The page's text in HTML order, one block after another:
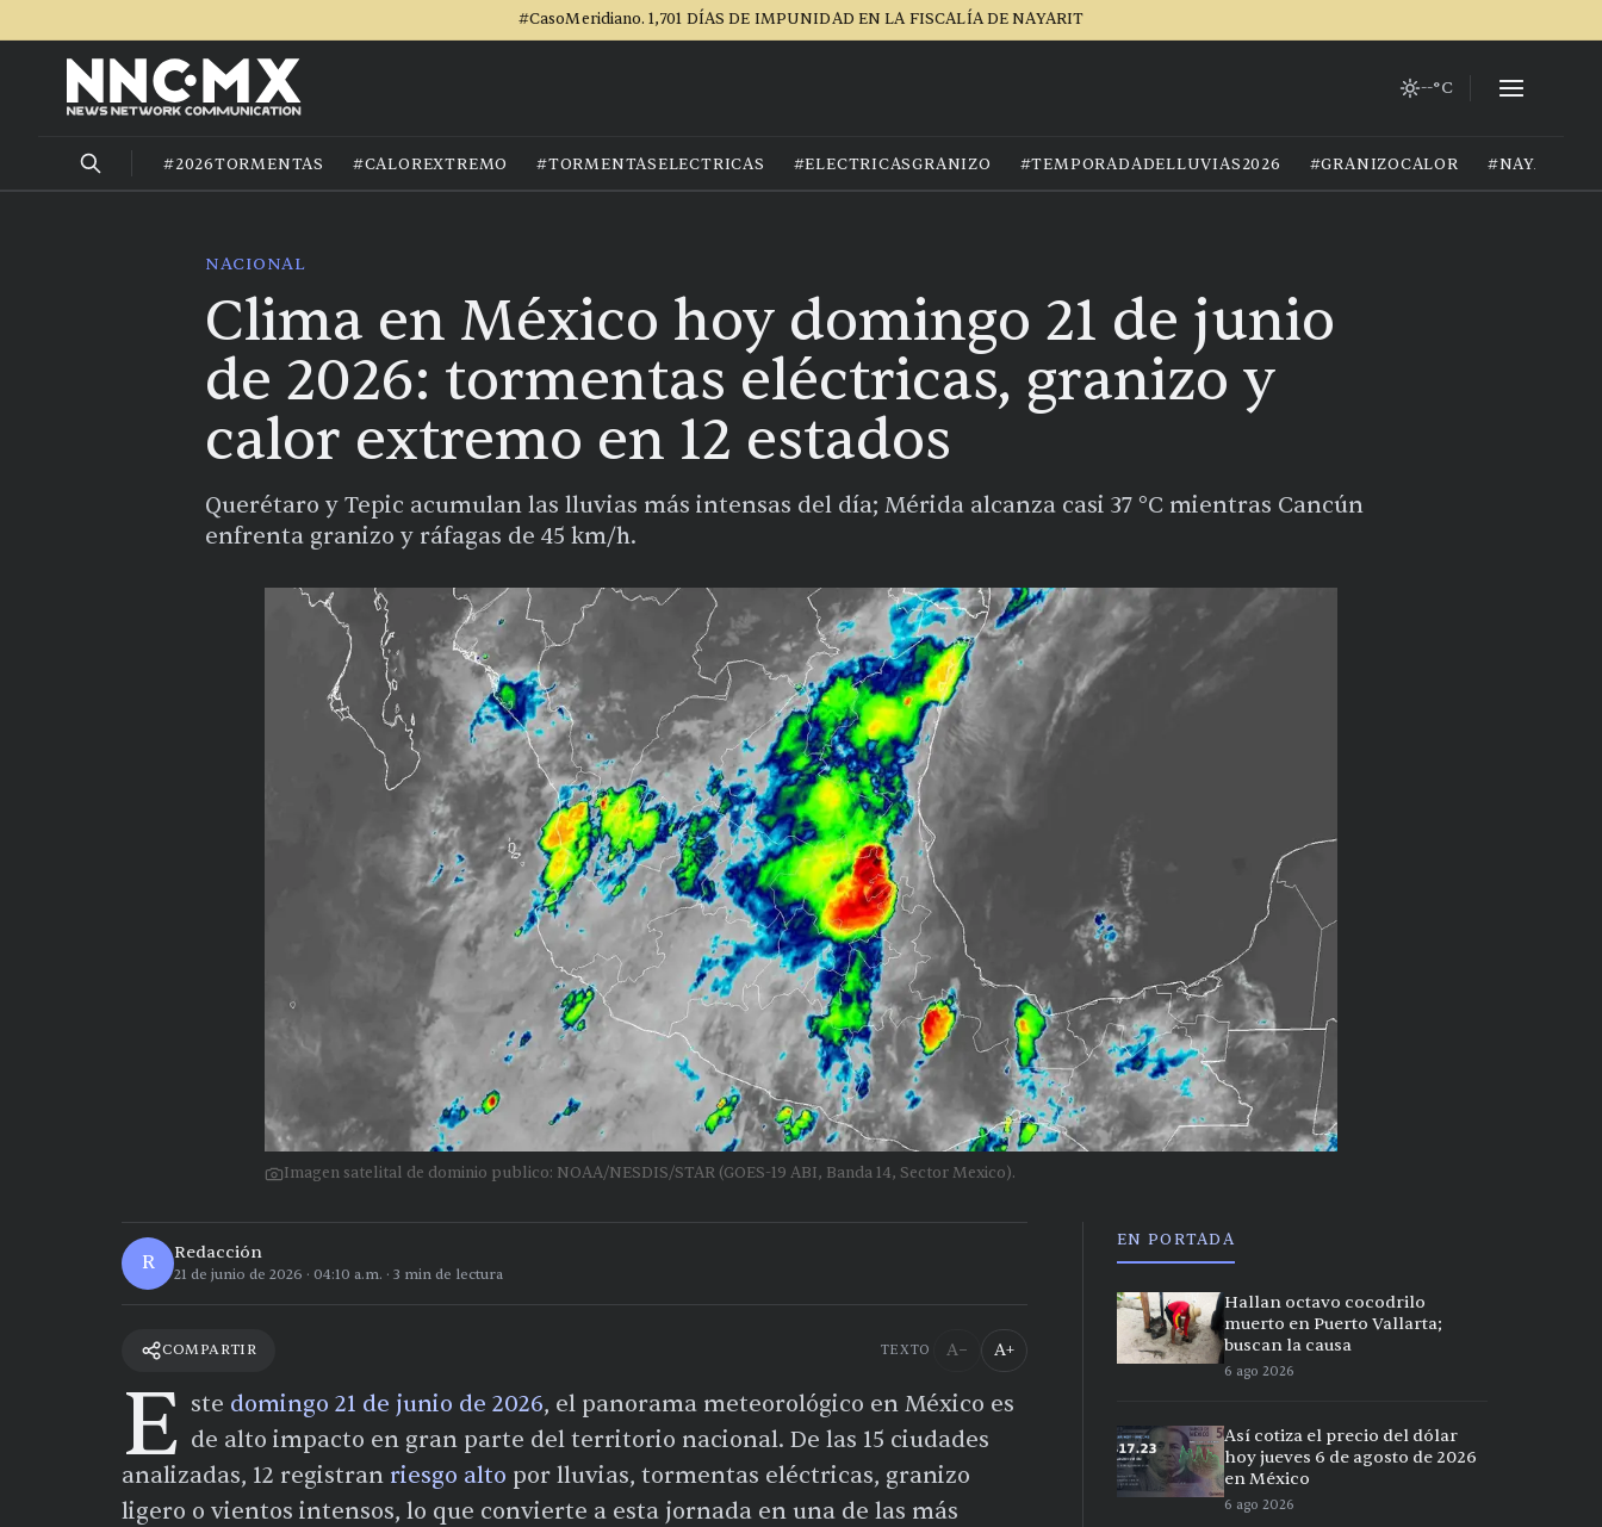
#CasoMeridiano. 1,701 DÍAS DE IMPUNIDAD EN LA FISCALÍA DE NAYARIT
--°C
#2026TORMENTAS #CALOREXTREMO #TORMENTASELECTRICAS #ELECTRICASGRANIZO #TEMPORADADELLUVIAS2026 #GRANIZOCALOR #NAYARIT
NACIONAL
Clima en México hoy domingo 21 de junio
de 2026: tormentas eléctricas, granizo y
calor extremo en 12 estados
Querétaro y Tepic acumulan las lluvias más intensas del día; Mérida alcanza casi 37 °C mientras Cancún
enfrenta granizo y ráfagas de 45 km/h.
Imagen satelital de dominio publico: NOAA/NESDIS/STAR (GOES-19 ABI, Banda 14, Sector Mexico).
R Redacción
21 de junio de 2026 · 04:10 a.m. · 3 min de lectura
COMPARTIR TEXTO A− A+
E ste domingo 21 de junio de 2026, el panorama meteorológico en México es
de alto impacto en gran parte del territorio nacional. De las 15 ciudades
analizadas, 12 registran riesgo alto por lluvias, tormentas eléctricas, granizo
ligero o vientos intensos, lo que convierte a esta jornada en una de las más
EN PORTADA
Hallan octavo cocodrilo
muerto en Puerto Vallarta;
buscan la causa
6 ago 2026
Así cotiza el precio del dólar
hoy jueves 6 de agosto de 2026
en México
6 ago 2026